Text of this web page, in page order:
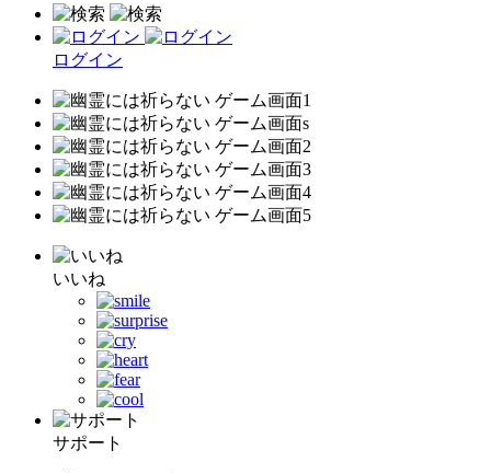
ログイン
いいね
サポート